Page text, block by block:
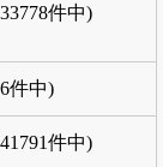
件中)
件中)
件中)